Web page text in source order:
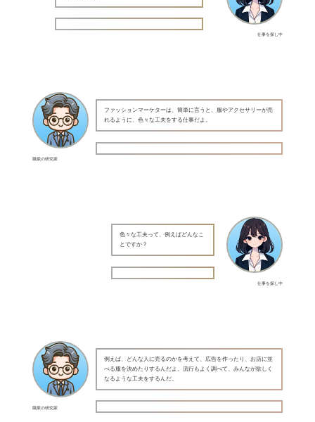
仕事を探し中
職業の研究家
ファッションマーケターは、簡単に言うと、服やアクセサリーが売
れるように、色々な工夫をする仕事だよ。
仕事を探し中
色々な工夫って、例えばどんなこ
とですか？
職業の研究家
例えば、どんな人に売るのかを考えて、広告を作ったり、お店に並
べる服を決めたりするんだよ。流行もよく調べて、みんなが欲しく
なるような工夫をするんだ。